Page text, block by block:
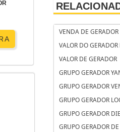
VENDA DE
VALOR DO
VALOR DE GERADOR
GRUPO GERADOR
GRUPO GERADOR
GRUPO GERADOR
GRUPO GERADOR
GRUPO GERADOR